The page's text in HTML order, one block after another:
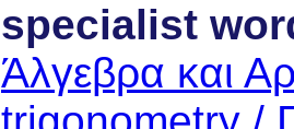
specialist
Άλγεβρα και